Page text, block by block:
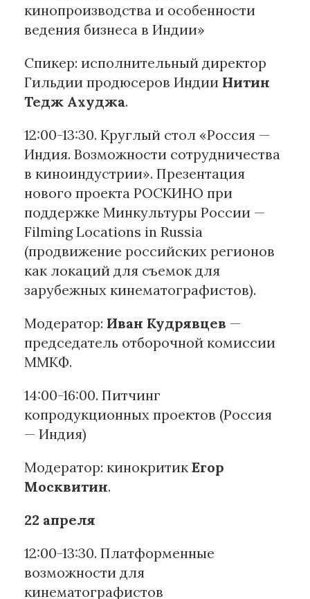
кинопроизводства и особенности
ведения бизнеса в Индии»
Спикер: исполнительный директор
Гильдии продюсеров Индии Нитин
Тедж Ахуджа.
12:00-13:30. Круглый стол «Россия —
Индия. Возможности сотрудничества
в киноиндустрии». Презентация
нового проекта РОСКИНО при
поддержке Минкультуры России —
Filming Locations in Russia
(продвижение российских регионов
как локаций для съемок для
зарубежных кинематографистов).
Модератор: Иван Кудрявцев —
председатель отборочной комиссии
ММКФ.
14:00-16:00. Питчинг
копродукционных проектов (Россия
— Индия)
Модератор: кинокритик Егор
Москвитин.
22 апреля
12:00-13:30. Платформенные
возможности для
кинематографистов